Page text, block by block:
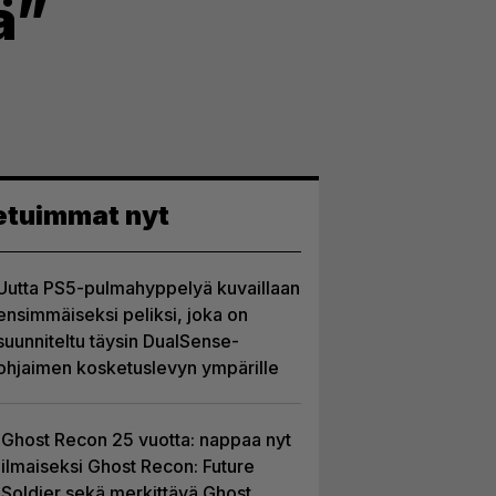
nyt
PS5-pulmahyppelyä kuvaillaan
peliksi, joka on
täysin DualSense-
kosketuslevyn ympärille
Ghost Recon 25 vuotta: nappaa nyt
ilmaiseksi Ghost Recon: Future